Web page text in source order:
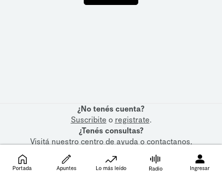
¿No tenés cuenta?
Suscribite o registrate.
¿Tenés consultas?
Visitá nuestrocentro de ayudaocontactanos.
Portada Apuntes Lo más leído Radio Ingresar